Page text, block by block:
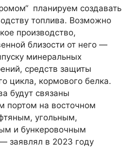
планируем создавать
топлива. Возможно
производство,
близости от него —
минеральных
средств защиты
цикла, кормового белка.
будут связаны
портом на восточном
угольным,
и бункеровочным
заявлял в 2023 году